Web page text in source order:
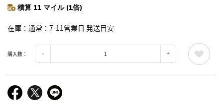
積算 11 マイル (1倍)
在庫 通常：7-11営業日 発送目安
購入数：